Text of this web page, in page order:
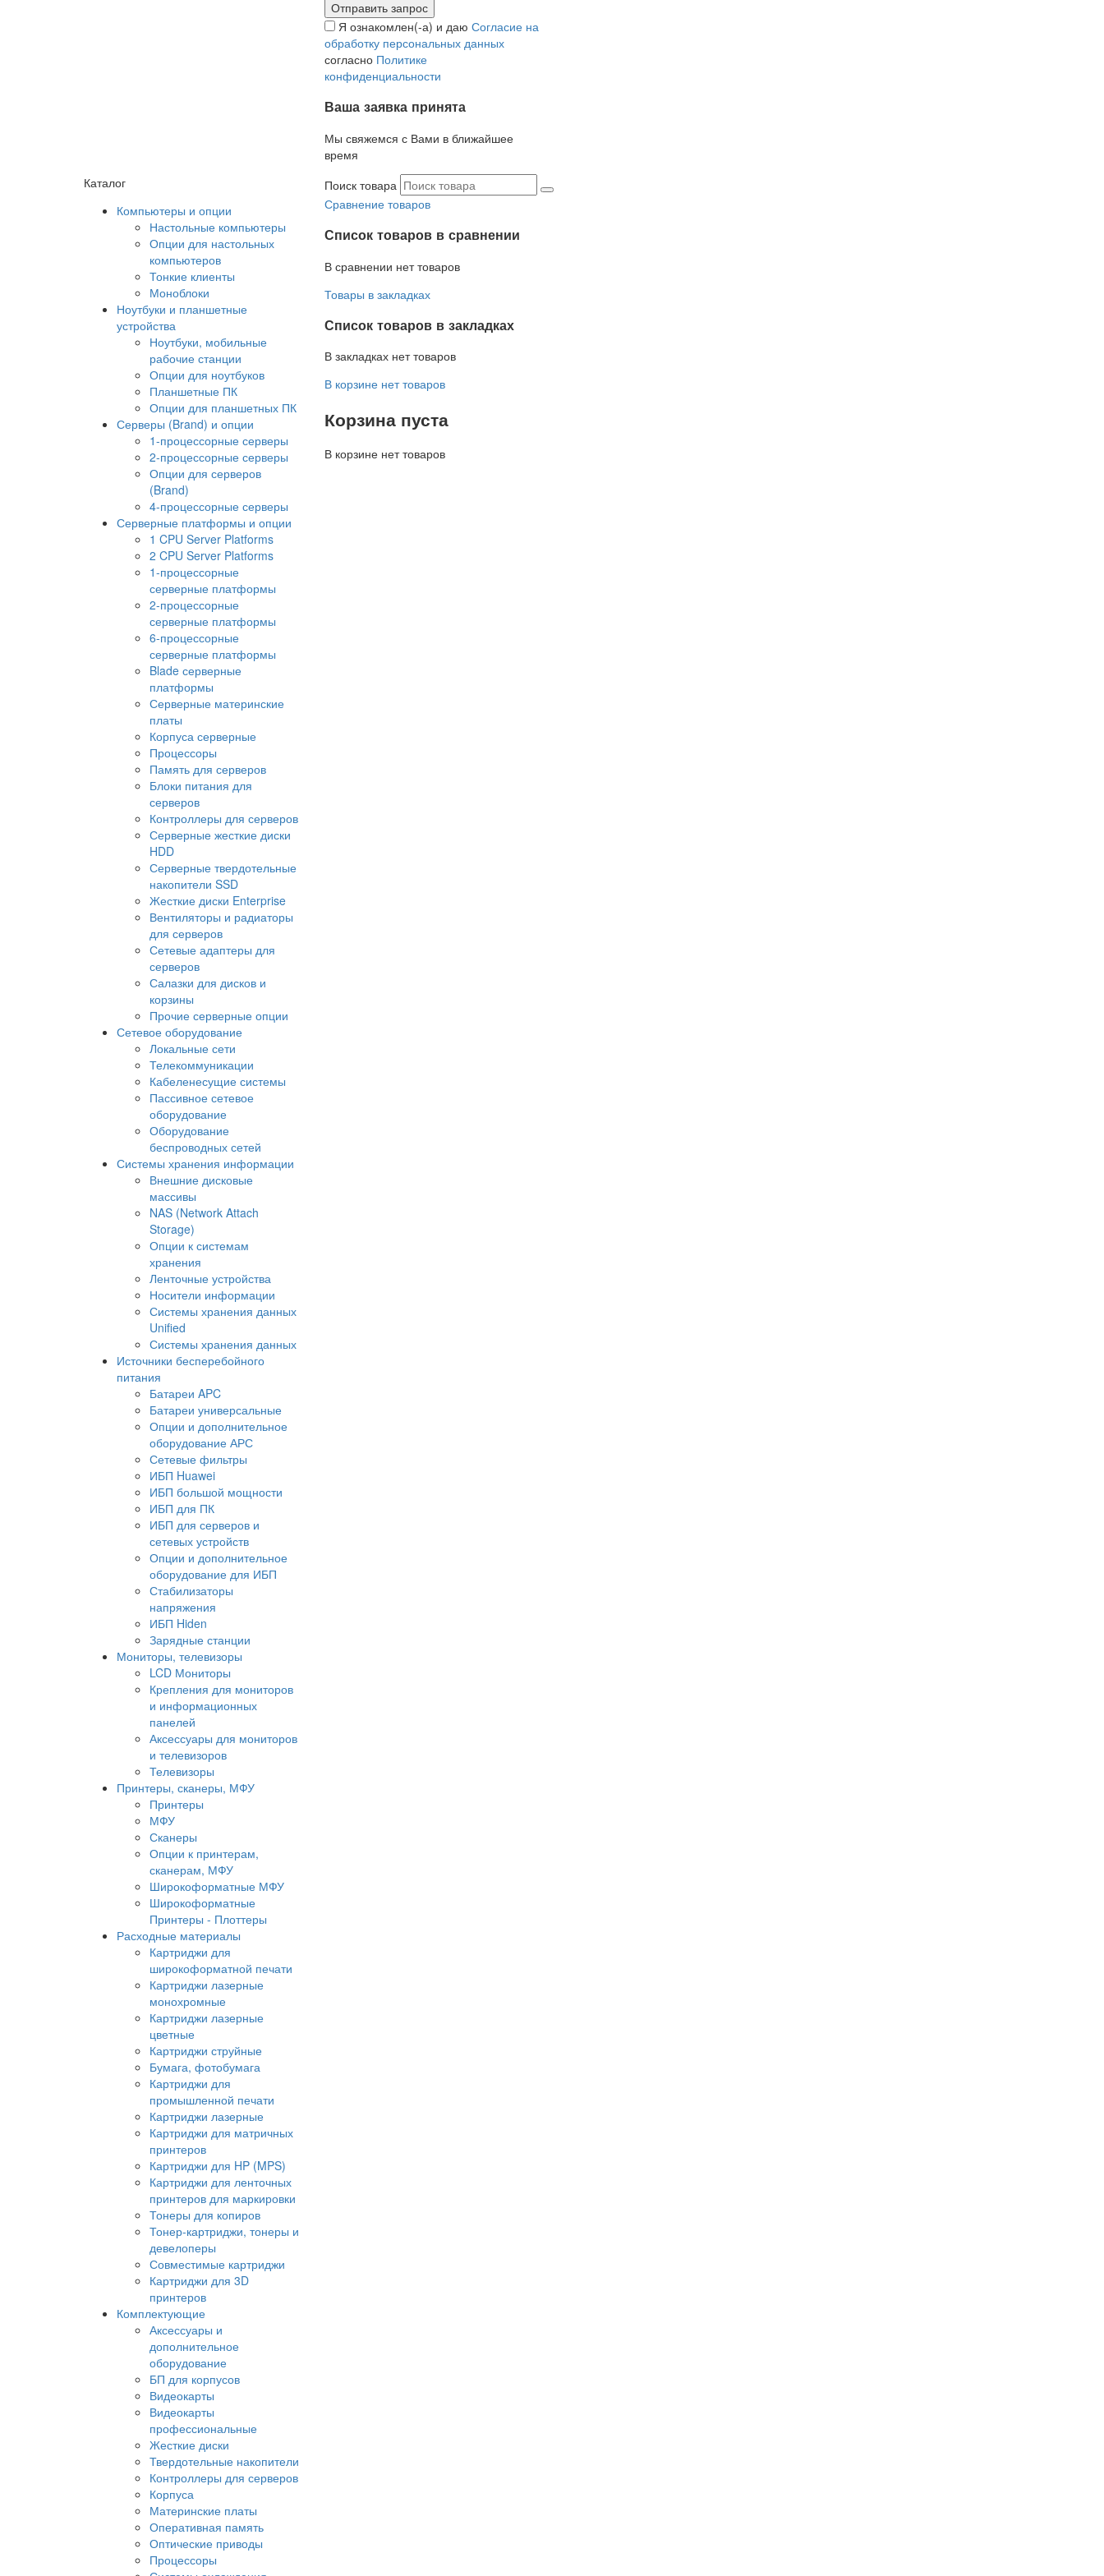
Я ознакомлен(-а) и даю Согласие на
обработку персональных данных
согласно Политике
конфиденциальности
Ваша заявка принята
Мы свяжемся с Вами в ближайшее
время
Каталог
Компьютеры и опции
Настольные компьютеры
Опции для настольных
компьютеров
Тонкие клиенты
Моноблоки
Ноутбуки и планшетные
устройства
Ноутбуки, мобильные
рабочие станции
Опции для ноутбуков
Планшетные ПК
Опции для планшетных ПК
Серверы (Brand) и опции
1-процессорные серверы
2-процессорные серверы
Опции для серверов
(Brand)
4-процессорные серверы
Серверные платформы и опции
1 CPU Server Platforms
2 CPU Server Platforms
1-процессорные
серверные платформы
2-процессорные
серверные платформы
6-процессорные
серверные платформы
Blade серверные
платформы
Серверные материнские
платы
Корпуса серверные
Процессоры
Память для серверов
Блоки питания для
серверов
Контроллеры для серверов
Серверные жесткие диски
HDD
Серверные твердотельные
накопители SSD
Жесткие диски Enterprise
Вентиляторы и радиаторы
для серверов
Сетевые адаптеры для
серверов
Салазки для дисков и
корзины
Прочие серверные опции
Сетевое оборудование
Локальные сети
Телекоммуникации
Кабеленесущие системы
Пассивное сетевое
оборудование
Оборудование
беспроводных сетей
Системы хранения информации
Внешние дисковые
массивы
NAS (Network Attach
Storage)
Опции к системам
хранения
Ленточные устройства
Носители информации
Системы хранения данных
Unified
Системы хранения данных
Источники бесперебойного
питания
Батареи APC
Батареи универсальные
Опции и дополнительное
оборудование АРС
Сетевые фильтры
ИБП Huawei
ИБП большой мощности
ИБП для ПК
ИБП для серверов и
сетевых устройств
Опции и дополнительное
оборудование для ИБП
Стабилизаторы
напряжения
ИБП Hiden
Зарядные станции
Мониторы, телевизоры
LCD Мониторы
Крепления для мониторов
и информационных
панелей
Аксессуары для мониторов
и телевизоров
Телевизоры
Принтеры, сканеры, МФУ
Принтеры
МФУ
Сканеры
Опции к принтерам,
сканерам, МФУ
Широкоформатные МФУ
Широкоформатные
Принтеры - Плоттеры
Расходные материалы
Картриджи для
широкоформатной печати
Картриджи лазерные
монохромные
Картриджи лазерные
цветные
Картриджи струйные
Бумага, фотобумага
Картриджи для
промышленной печати
Картриджи лазерные
Картриджи для матричных
принтеров
Картриджи для HP (MPS)
Картриджи для ленточных
принтеров для маркировки
Тонеры для копиров
Тонер-картриджи, тонеры и
девелоперы
Совместимые картриджи
Картриджи для 3D
принтеров
Комплектующие
Аксессуары и
дополнительное
оборудование
БП для корпусов
Видеокарты
Видеокарты
профессиональные
Жесткие диски
Твердотельные накопители
Контроллеры для серверов
Корпуса
Материнские платы
Оперативная память
Оптические приводы
Процессоры
Поиск товара
Сравнение товаров
Список товаров в сравнении
В сравнении нет товаров
Товары в закладках
Список товаров в закладках
В закладках нет товаров
В корзине нет товаров
Корзина пуста
В корзине нет товаров